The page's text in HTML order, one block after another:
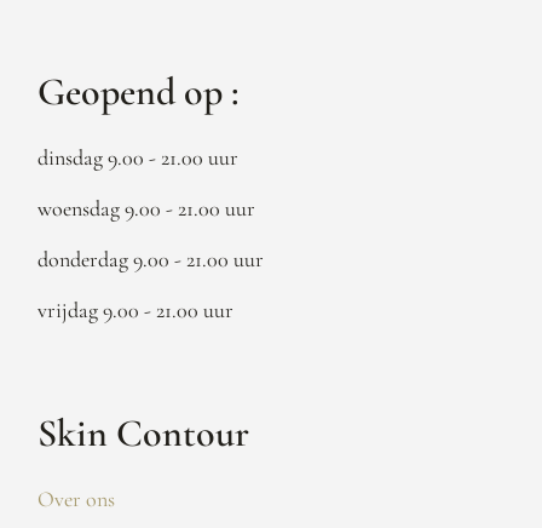
Geopend op :
dinsdag 9.00 - 21.00 uur
woensdag 9.00 - 21.00 uur
donderdag 9.00 - 21.00 uur
vrijdag 9.00 - 21.00 uur
Skin Contour
Over ons